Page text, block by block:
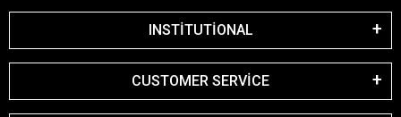
INSTİTUTİONAL
CUSTOMER SERVİCE